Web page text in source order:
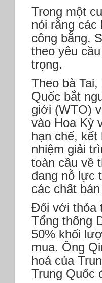
Trong một
nói rằng các
công bằng.
theo yêu
trọng.
Theo bà
Quốc bắt
giới (WTO)
vào Hoa Kỳ
hạn chế,
nhiệm giải
toàn cầu về
đang nỗ lực
các chất
Đối với thỏa
Tổng thống
50% khối
mua. Ông
hoá của
Trung Quốc